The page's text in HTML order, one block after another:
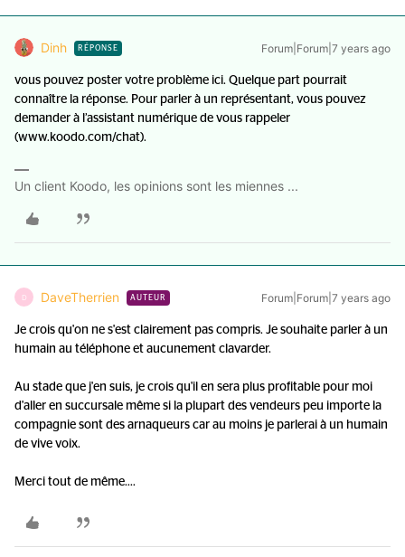
Dinh RÉPONSE Forum|Forum|7 years ago
vous pouvez poster votre problème ici. Quelque part pourrait
connaître la réponse. Pour parler à un représentant, vous pouvez
demander à l’assistant numérique de vous rappeler
(www.koodo.com/chat).
Un client Koodo, les opinions sont les miennes ...
D DaveTherrien AUTEUR Forum|Forum|7 years ago
Je crois qu'on ne s'est clairement pas compris. Je souhaite parler à un
humain au téléphone et aucunement clavarder.
Au stade que j'en suis, je crois qu'il en sera plus profitable pour moi
d'aller en succursale même si la plupart des vendeurs peu importe la
compagnie sont des arnaqueurs car au moins je parlerai à un humain
de vive voix.
Merci tout de même....